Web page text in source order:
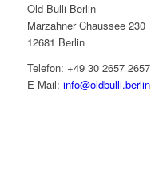
Old Bulli Berlin
Marzahner Chaussee 230
12681 Berlin
Telefon: +49 30 2657 2657
E-Mail: info@oldbulli.berlin